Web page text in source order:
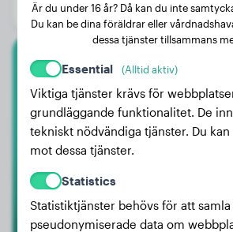
Kön:
Kangal Herdehund
Kan
Är du under 16 år? Då kan du inte
Du kan be dina föräldrar eller
dessa tjänster tillsammans
Essential (Alltid aktiv)
Viktiga tjänster krävs för
grundläggande funktionalitet. De
tekniskt nödvändiga tjänster. Du
mot dessa tjänster.
Statistics
Statistiktjänster behövs för att samla
pseudonymiserade data om